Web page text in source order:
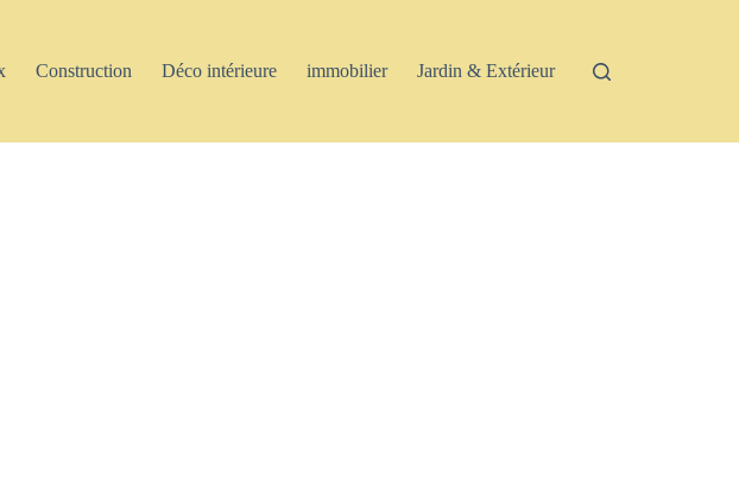
Construction Déco intérieure immobilier Jardin & Extérieur